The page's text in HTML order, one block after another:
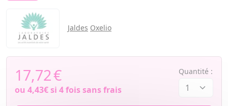
Jaldes Oxelio
17,72€
ou 4,43€si 4 fois sans frais
Quantité :